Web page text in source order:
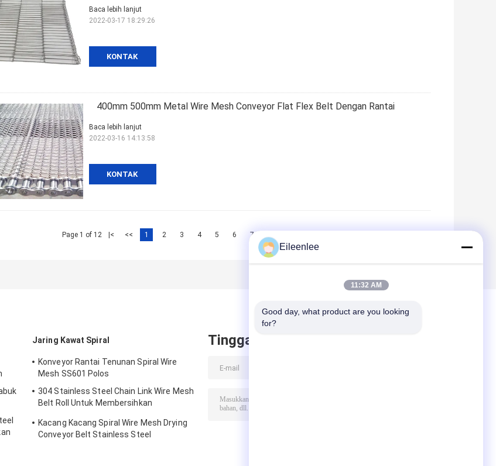
KONTAK
Baca lebih lanjut
2022-03-17 18:29:26
400mm 500mm Metal Wire Mesh Conveyor Flat Flex Belt Dengan Rantai
KONTAK
Baca lebih lanjut
2022-03-16 14:13:58
Page 1 of 12 |< << 1 2 3 4 5 6 7
Jaring Kawat Spiral
Konveyor Rantai Tenunan Spiral Wire
Mesh SS601 Polos
304 Stainless Steel Chain Link Wire Mesh
Belt Roll Untuk Membersihkan
Kacang Kacang Spiral Wire Mesh Drying
Conveyor Belt Stainless Steel
Tinggalkan pesan
Eileenlee
11:32 AM
Good day, what product are you looking
for?